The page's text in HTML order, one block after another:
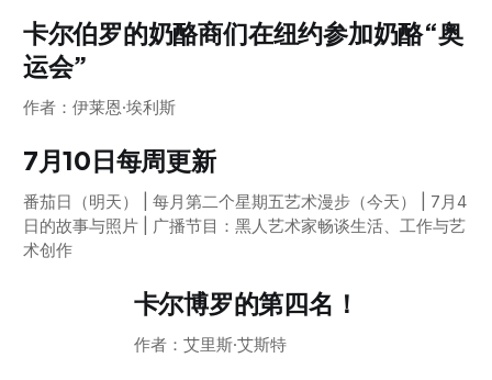
卡尔伯罗的奶酪商们在纽约参加奶酪“奥
运会”
作者：伊莱恩·埃利斯
7月10日每周更新
番茄日（明天） | 每月第二个星期五艺术漫步（今天） | 7月4
日的故事与照片 | 广播节目：黑人艺术家畅谈生活、工作与艺
术创作
卡尔博罗的第四名！
作者：艾里斯·艾斯特